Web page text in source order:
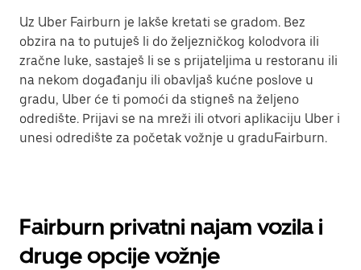
Uz Uber Fairburn je lakše kretati se gradom. Bez
obzira na to putuješ li do željezničkog kolodvora ili
zračne luke, sastaješ li se s prijateljima u restoranu ili
na nekom događanju ili obavljaš kućne poslove u
gradu, Uber će ti pomoći da stigneš na željeno
odredište. Prijavi se na mreži ili otvori aplikaciju Uber i
unesi odredište za početak vožnje u graduFairburn.
Fairburn privatni najam vozila i
druge opcije vožnje